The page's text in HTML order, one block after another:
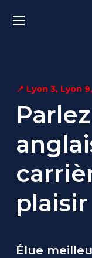
📍 Lyon 3, Lyon
plaisir
Élue